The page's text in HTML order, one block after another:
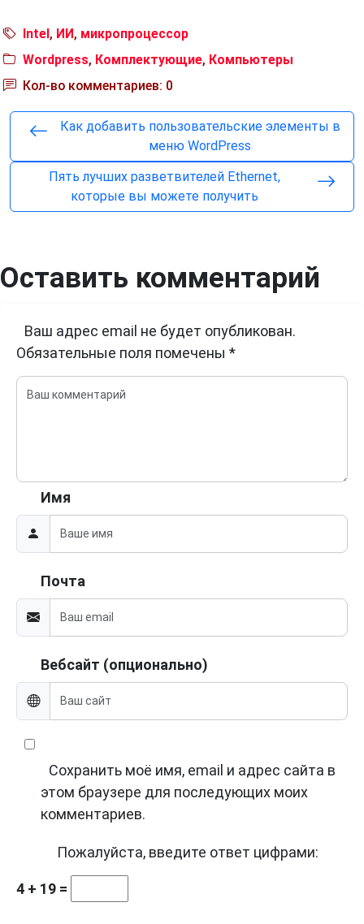
Intel , ИИ , микропроцессор
Wordpress, Комплектующие, Компьютеры
Кол-во комментариев: 0
Как добавить пользовательские элементы в
меню WordPress
Пять лучших разветвителей Ethernet,
которые вы можете получить
Оставить комментарий
Ваш адрес email не будет опубликован.
Обязательные поля помечены *
Имя
Почта
Вебсайт (опционально)
Сохранить моё имя, email и адрес сайта в
этом браузере для последующих моих
комментариев.
Пожалуйста, введите ответ цифрами:
4 + 19 =